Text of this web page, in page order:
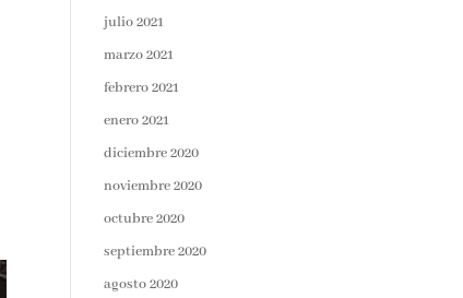
julio 2021
marzo 2021
febrero 2021
enero 2021
diciembre 2020
noviembre 2020
octubre 2020
septiembre 2020
agosto 2020